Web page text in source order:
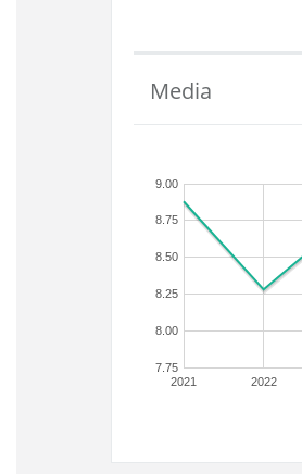
Media
2021 2022
7.75
8.00
8.25
8.50
8.75
9.00